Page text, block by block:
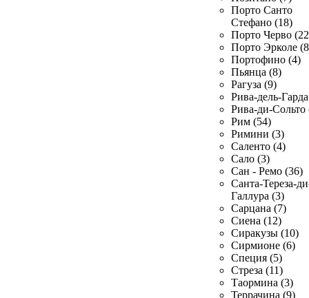
Порто Санто
Стефано (18)
Порто Черво
Порто Эрколе
Портофино (4)
Пьянца (8)
Рагуза (9)
Рива-дель-
Рива-ди-Сольто
Рим (54)
Римини (3)
Саленто (4)
Сало (3)
Сан - Ремо (36)
Санта-Тереза-
Галлура (3)
Сарцана (7)
Сиена (12)
Сиракузы (10)
Сирмионе (6)
Специя (5)
Стреза (11)
Таормина (3)
Террачина (9)